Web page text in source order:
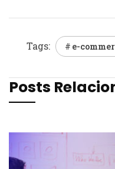
Tags: e-
Posts